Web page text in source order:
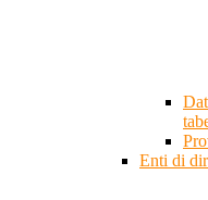
Enti di